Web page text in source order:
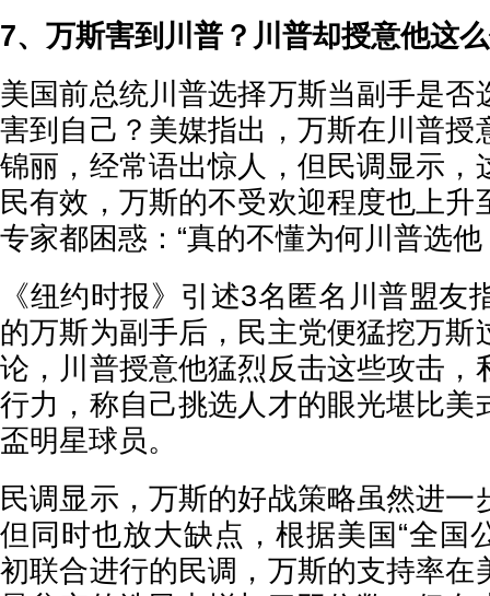
7、万斯害到川普？川普却授意他这
美国前总统川普选择万斯当副手是否
害到自己？美媒指出，万斯在川普授
锦丽，经常语出惊人，但民调显示，
民有效，万斯的不受欢迎程度也上升
专家都困惑：“真的不懂为何川普选他
《纽约时报》引述3名匿名川普盟友
的万斯为副手后，民主党便猛挖万斯
论，川普授意他猛烈反击这些攻击，
行力，称自己挑选人才的眼光堪比美
盃明星球员。
民调显示，万斯的好战策略虽然进一
但同时也放大缺点，根据美国“全国
初联合进行的民调，万斯的支持率在